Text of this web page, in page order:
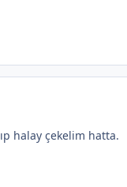
halay çekelim hatta.